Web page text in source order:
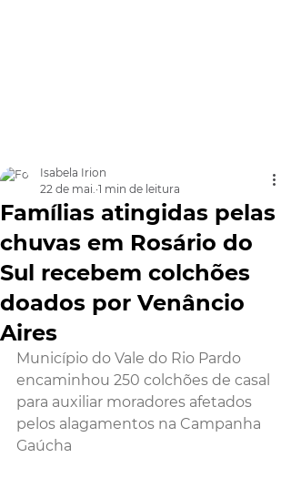
Famílias atingidas pelas
chuvas em Rosário do
Sul recebem colchões
doados por Venâncio
Aires
Isabela Irion
22 de mai. 1 min de leitura
Município do Vale do Rio Pardo
encaminhou 250 colchões de casal
para auxiliar moradores afetados
pelos alagamentos na Campanha
Gaúcha